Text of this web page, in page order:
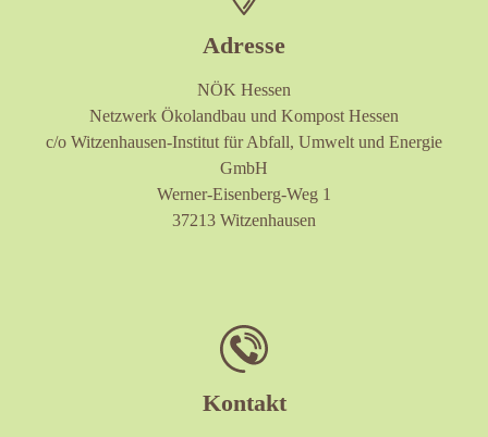
Adresse
NÖK Hessen
Netzwerk Ökolandbau und Kompost Hessen
c/o Witzenhausen-Institut für Abfall, Umwelt und Energie
GmbH
Werner-Eisenberg-Weg 1
37213 Witzenhausen
Kontakt